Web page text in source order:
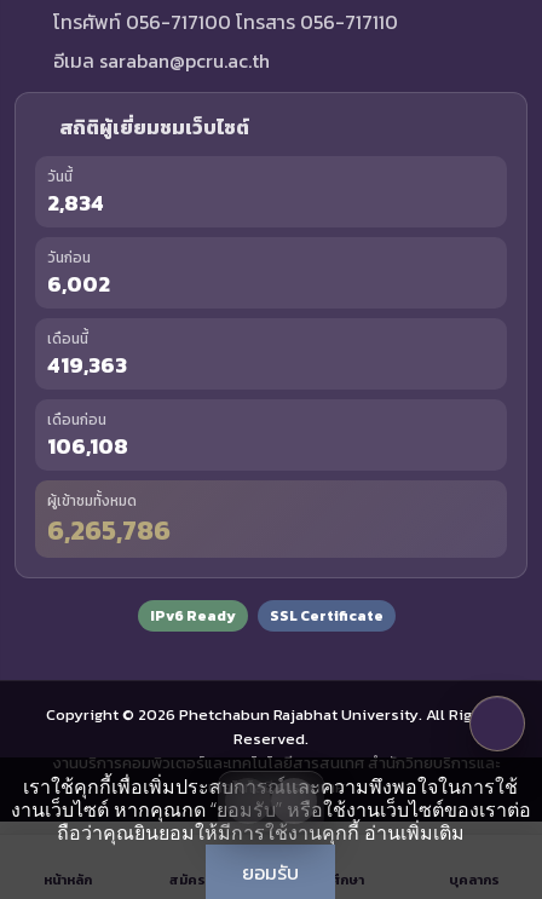
โทรศัพท์ 056-717100 โทรสาร 056-717110
อีเมล saraban@pcru.ac.th
สถิติผู้เยี่ยมชมเว็บไซต์
วันนี้
2,834
วันก่อน
6,002
เดือนนี้
419,363
เดือนก่อน
106,108
ผู้เข้าชมทั้งหมด
6,265,786
IPv6 Ready SSL Certificate
Copyright © 2026 Phetchabun Rajabhat University. All Rights
Reserved.
งานบริการคอมพิวเตอร์และเทคโนโลยีสารสนเทศ สำนักวิทยบริการและ
เทคโนโลยีสารสนเทศ
หน้าหลัก สมัครเรียน นักศึกษา บุคลากร
เราใช้คุกกี้เพื่อเพิ่มประสบการณ์และความพึงพอใจในการใช้
งานเว็บไซต์ หากคุณกด “ยอมรับ” หรือใช้งานเว็บไซต์ของเราต่อ
ถือว่าคุณยินยอมให้มีการใช้งานคุกกี้ อ่านเพิ่มเติม
ยอมรับ